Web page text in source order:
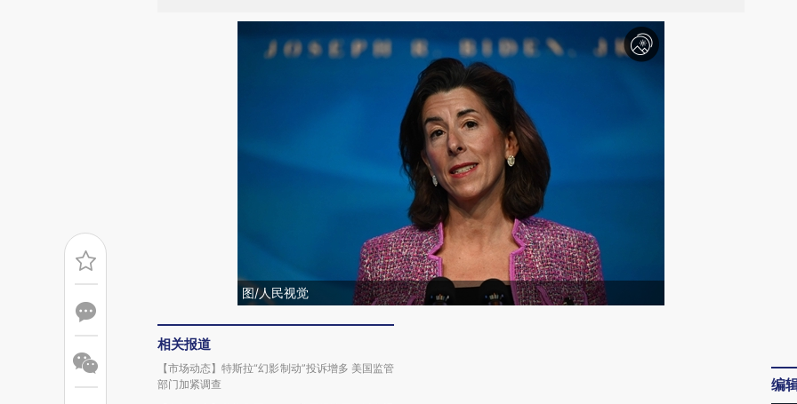
图/人民视觉
相关报道
【市场动态】特斯拉“幻影制动”投诉增多 美国监管
部门加紧调查
编